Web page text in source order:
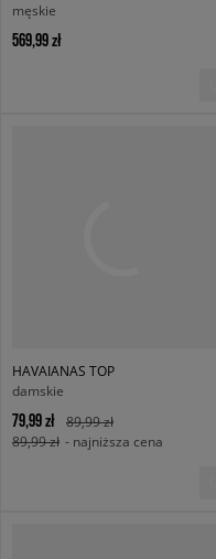
męskie
569,99 zł
HAVAIANAS TOP
damskie
79,99 zł
89,99 zł
89,99 zł - najniższa cena